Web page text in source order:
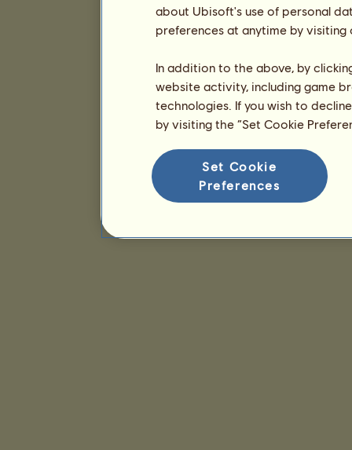
about Ubisoft's use of personal
preferences at anytime by
In addition to the above, by
website activity, including game
technologies. If you wish to
by visiting the “Set Cookie
Set Cookie
Preferences